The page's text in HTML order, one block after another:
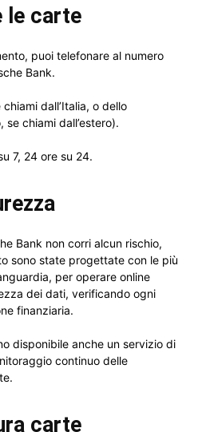
le carte
puoi telefonare al numero
Bank.
dall’Italia, o dello
chiami dall’estero).
7, 24 ore su 24.
Bank non corri alcun rischio,
sono state progettate con le più
per operare online
dei dati, verificando ogni
finanziaria.
disponibile anche un servizio di
continuo delle
carte